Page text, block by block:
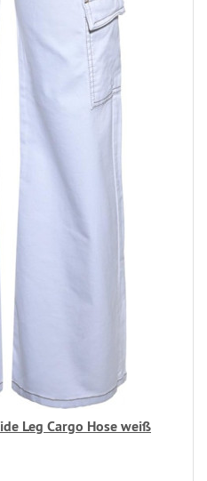
Leg Cargo Hose weiß